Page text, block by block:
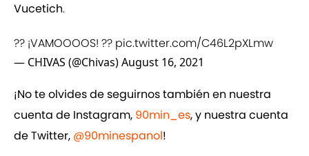
Vucetich.
?? ¡VAMOOOOS! ?? pic.twitter.com/C46L2pXLmw
— CHIVAS (@Chivas)August 16, 2021
¡No te olvides de seguirnos también en nuestra
cuenta de Instagram, 90min_es, y nuestra cuenta
de Twitter, @90minespanol!